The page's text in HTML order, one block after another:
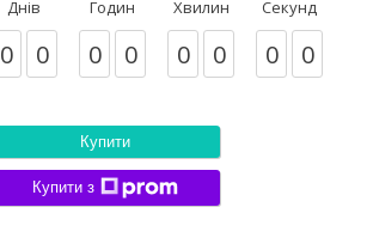
Днів
0 0
Годин
0 0
Хвилин
0 0
Секунд
0 0
Купити
Купити з